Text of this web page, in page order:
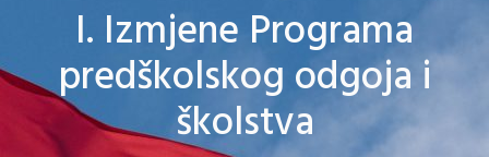
I. Izmjene Programa
predškolskog odgoja i
školstva